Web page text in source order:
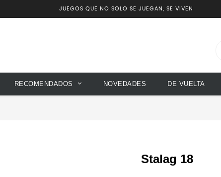
JUEGOS QUE NO SOLO SE JUEGAN, SE VIVEN
RECOMENDADOS NOVEDADES DE VUELTA
Stalag 18